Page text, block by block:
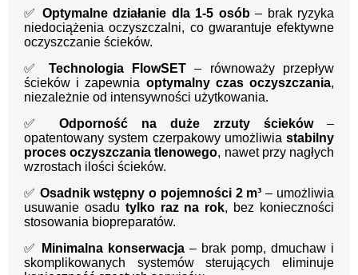
✅ Optymalne działanie dla 1-5 osób– brak ryzyka
niedociążenia oczyszczalni, co gwarantuje efektywne
oczyszczanie ścieków.
✅ Technologia FlowSET – równoważy przepływ
ścieków i zapewnia optymalny czas oczyszczania,
niezależnie od intensywności użytkowania.
✅ Odporność na duże zrzuty ścieków–
opatentowany system czerpakowy umożliwia stabilny
proces oczyszczania tlenowego, nawet przy nagłych
wzrostach ilości ścieków.
✅ Osadnik wstępny o pojemności 2 m³ – umożliwia
usuwanie osadu tylko raz na rok, bez konieczności
stosowania biopreparatów.
✅
Minimalna konserwacja – brak pomp, dmuchaw i
skomplikowanych systemów sterujących eliminuje